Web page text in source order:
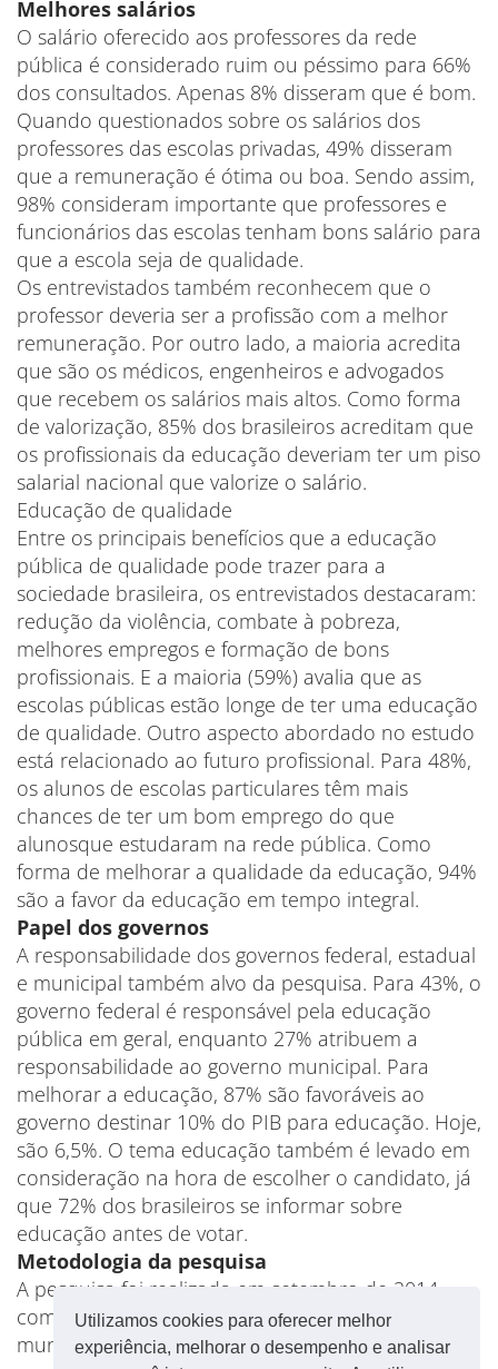
Utilizamos cookies para oferecer melhor
experiência, melhorar o desempenho e analisar
Melhores salários
O salário oferecido aos professores da rede
pública é considerado ruim ou péssimo para 66%
dos consultados. Apenas 8% disseram que é bom.
Quando questionados sobre os salários dos
professores das escolas privadas, 49% disseram
que a remuneração é ótima ou boa. Sendo assim,
98% consideram importante que professores e
funcionários das escolas tenham bons salário para
que a escola seja de qualidade.
Os entrevistados também reconhecem que o
professor deveria ser a profissão com a melhor
remuneração. Por outro lado, a maioria acredita
que são os médicos, engenheiros e advogados
que recebem os salários mais altos. Como forma
de valorização, 85% dos brasileiros acreditam que
os profissionais da educação deveriam ter um piso
salarial nacional que valorize o salário.
Educação de qualidade
Entre os principais benefícios que a educação
pública de qualidade pode trazer para a
sociedade brasileira, os entrevistados destacaram:
redução da violência, combate à pobreza,
melhores empregos e formação de bons
profissionais. E a maioria (59%) avalia que as
escolas públicas estão longe de ter uma educação
de qualidade. Outro aspecto abordado no estudo
está relacionado ao futuro profissional. Para 48%,
os alunos de escolas particulares têm mais
chances de ter um bom emprego do que
alunosque estudaram na rede pública. Como
forma de melhorar a qualidade da educação, 94%
são a favor da educação em tempo integral.
Papel dos governos
A responsabilidade dos governos federal, estadual
e municipal também alvo da pesquisa. Para 43%, o
governo federal é responsável pela educação
pública em geral, enquanto 27% atribuem a
responsabilidade ao governo municipal. Para
melhorar a educação, 87% são favoráveis ao
governo destinar 10% do PIB para educação. Hoje,
são 6,5%. O tema educação também é levado em
consideração na hora de escolher o candidato, já
que 72% dos brasileiros se informar sobre
educação antes de votar.
Metodologia da pesquisa
A pesquisa foi realizada em setembro de 2014,
com 3 mil pessoas com mais de 16 anos, em 100
municípios, nas cinco regiões do País.